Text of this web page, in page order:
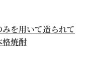
を用いて造られて
格焼酎